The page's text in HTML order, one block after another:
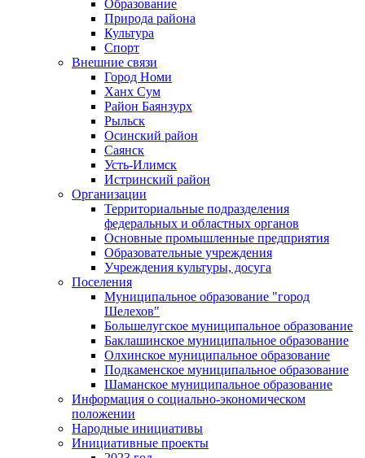
Образование
Природа района
Культура
Спорт
Внешние связи
Город Номи
Ханх Сум
Район Баянзурх
Рыльск
Осинский район
Саянск
Усть-Илимск
Истринский район
Организации
Территориальные подразделения
федеральных и областных органов
Основные промышленные предприятия
Образовательные учреждения
Учреждения культуры, досуга
Поселения
Муниципальное образование "город
Шелехов"
Большелугское муниципальное образование
Баклашинское муниципальное образование
Олхинское муниципальное образование
Подкаменское муниципальное образование
Шаманское муниципальное образование
Информация о социально-экономическом
положении
Народные инициативы
Инициативные проекты